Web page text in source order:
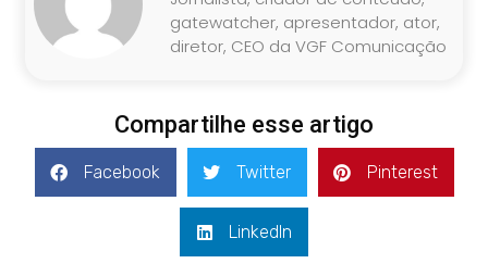
gatewatcher, apresentador, ator,
diretor, CEO da VGF Comunicação
Compartilhe esse artigo
Facebook Twitter Pinterest
LinkedIn